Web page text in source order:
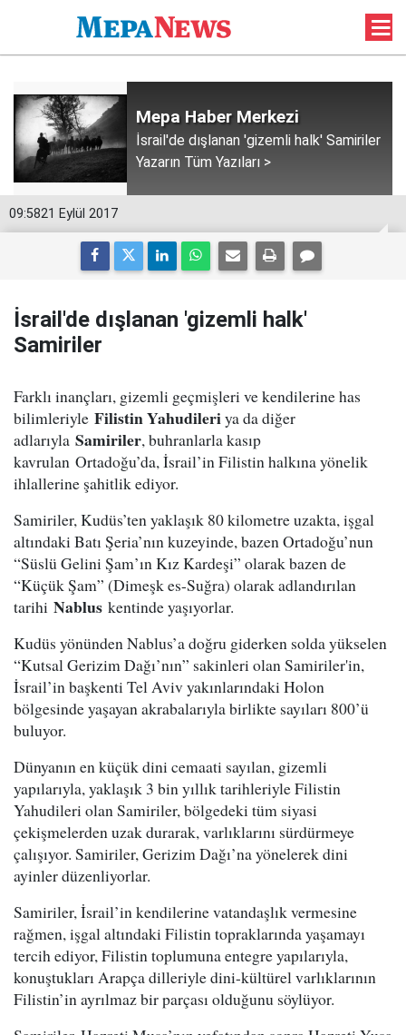
Mepa Haber Merkezi
İsrail'de dışlanan 'gizemli halk' Samiriler
Yazarın Tüm Yazıları >
09:5821 Eylül 2017
İsrail'de dışlanan 'gizemli halk'
Samiriler
Farklı inançları, gizemli geçmişleri ve kendilerine has
bilimleriyle Filistin Yahudileriya da diğer
adlarıyla Samiriler, buhranlarla kasıp
kavrulan Ortadoğu’da, İsrail’in Filistin halkına yönelik
ihlallerine şahitlik ediyor.
Samiriler, Kudüs’ten yaklaşık 80 kilometre uzakta, işgal
altındaki Batı Şeria’nın kuzeyinde, bazen Ortadoğu’nun
“Süslü Gelini Şam’ın Kız Kardeşi” olarak bazen de
“Küçük Şam” (Dimeşk es-Suğra) olarak adlandırılan
tarihi Nablus kentinde yaşıyorlar.
Kudüs yönünden Nablus’a doğru giderken solda yükselen
“Kutsal Gerizim Dağı’nın” sakinleri olan Samiriler'in,
İsrail’in başkenti Tel Aviv yakınlarındaki Holon
bölgesinde yaşayan akrabalarıyla birlikte sayıları 800’ü
buluyor.
Dünyanın en küçük dini cemaati sayılan, gizemli
yapılarıyla, yaklaşık 3 bin yıllık tarihleriyle Filistin
Yahudileri olan Samiriler, bölgedeki tüm siyasi
çekişmelerden uzak durarak, varlıklarını sürdürmeye
çalışıyor. Samiriler, Gerizim Dağı’na yönelerek dini
ayinler düzenliyorlar.
Samiriler, İsrail’in kendilerine vatandaşlık vermesine
rağmen, işgal altındaki Filistin topraklarında yaşamayı
tercih ediyor, Filistin toplumuna entegre yapılarıyla,
konuştukları Arapça dilleriyle dini-kültürel varlıklarının
Filistin’in ayrılmaz bir parçası olduğunu söylüyor.